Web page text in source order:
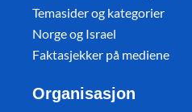
Temasider og kategorier
Norge og Israel
Faktasjekker på mediene
Organisasjon